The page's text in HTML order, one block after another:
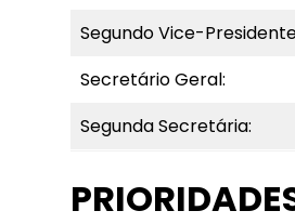
Segundo Vice-
Secretário Geral:
Segunda Secretária: